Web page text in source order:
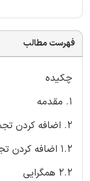
فهرست مطالب
چکیده
1. مقدمه
2. اضافه کردن تجمع منابع انرژی به مدل رشد سولو
1.2 اضافه کردن تجمع منابع انرژی به مدل سولو
2.2 همگرایی